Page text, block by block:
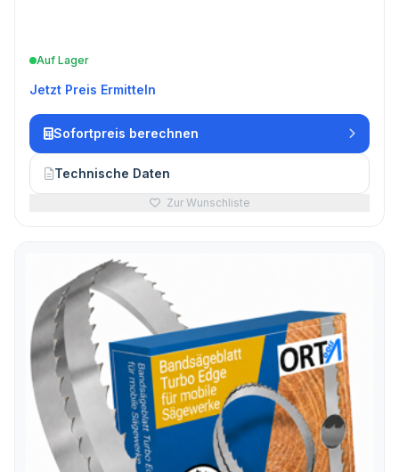
Auf Lager
Jetzt Preis Ermitteln
Sofortpreis berechnen
Technische Daten
Zur Wunschliste